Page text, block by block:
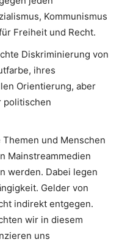
Kommunismus
Freiheit und Recht.
Diskriminierung von
ihres
Orientierung, aber
politischen
und Menschen
Mainstreammedien
werden. Dabei legen
Gelder von
indirekt entgegen.
wir in diesem
uns